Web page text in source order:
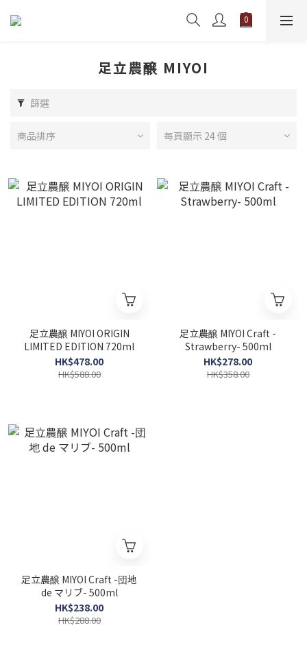
足立農醸 MIYOI
篩選
商品排序 每頁顯示 24 個
足立農醸 MIYOI ORIGIN
LIMITED EDITION 720ml
HK$478.00
HK$588.00
足立農醸 MIYOI Craft -
Strawberry- 500ml
HK$278.00
HK$358.00
足立農醸 MIYOI Craft -団地
de マリブ- 500ml
HK$238.00
HK$288.00